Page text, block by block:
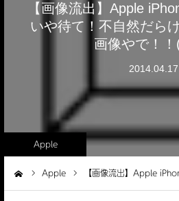
【画像流出】Apple
いや待て！不自然だら
画像やで！
2014.04.17
Apple
Apple 【画像流出】Apple
iPhoneの話
その他の話
テーマリスト